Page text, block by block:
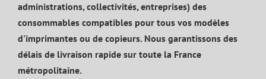
administrations, collectivités, entreprises) des
consommables compatibles pour tous vos modèles
d'imprimantes ou de copieurs. Nous garantissons des
délais de livraison rapide sur toute la France
métropolitaine.